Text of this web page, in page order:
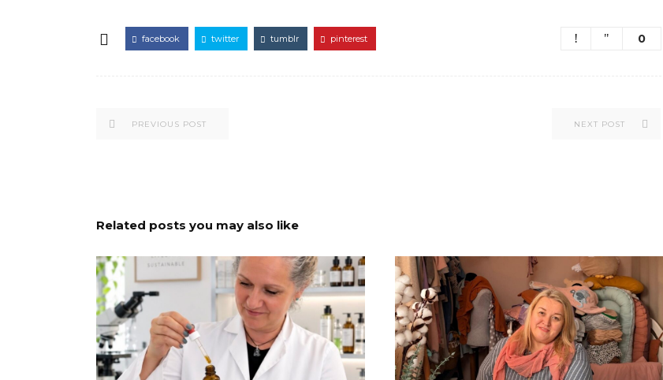
facebook twitter tumblr pinterest 0
PREVIOUS POST NEXT POST
Related posts you may also like